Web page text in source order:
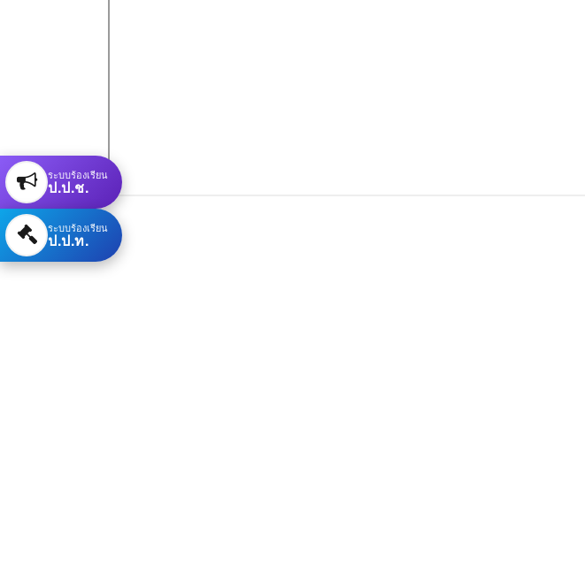
ระบบร้องเรียน
ป.ป.ช.
ระบบร้องเรียน
ป.ป.ท.